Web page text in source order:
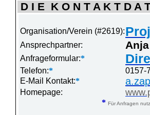
D I E K O N T A K T D
Organisation/Verein (#2619):
Ansprechpartner:
Anfrageformular:*
Telefon:*
0157-
E-Mail Kontakt:*
Homepage:
* Für Anfragen